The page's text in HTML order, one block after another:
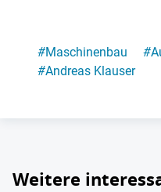
#Maschinenbau #
#Andreas Klauser
Weitere